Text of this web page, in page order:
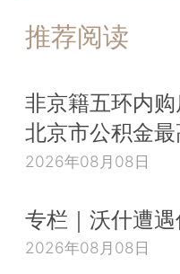
推荐阅读
非京籍五环内
北京市公积金
2026年08月08日
专栏｜沃什遭
2026年08月08日